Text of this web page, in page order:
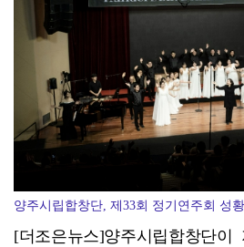
양주시립합창단, 제33회 정기연주회 성
[더조은뉴스]양주시립합창단이